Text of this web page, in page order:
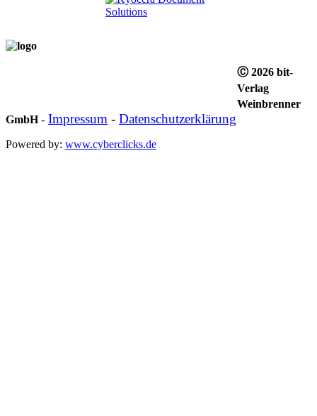
Ⓒ 2026 bit-
Verlag
Weinbrenner
GmbH- Impressum - Datenschutzerklärung
Powered by: www.cyberclicks.de